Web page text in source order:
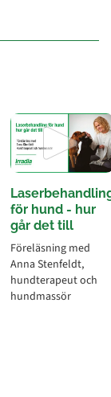
för hund - hur
går det till
Föreläsning med
Anna Stenfeldt,
hundterapeut och
hundmassör